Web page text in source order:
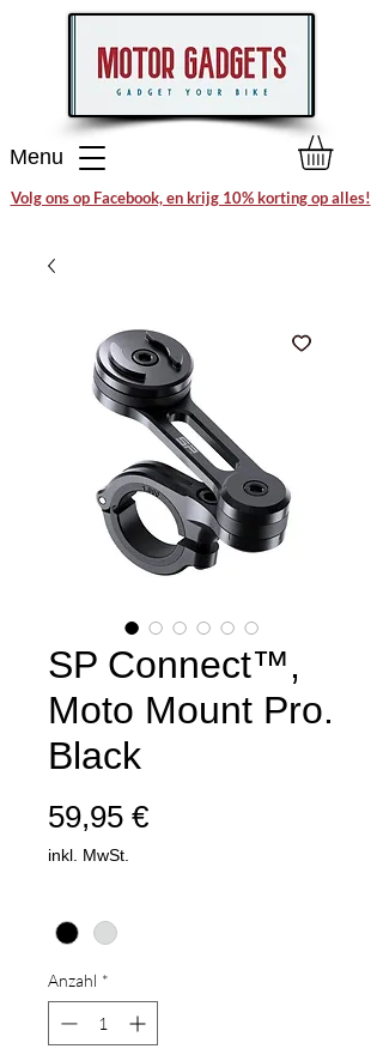
Menu
Volg ons op Facebook, en krijg 10% korting op alles!
SP Connect™,
Moto Mount Pro.
Black
59,95 €Preis
inkl. MwSt.
Anzahl *